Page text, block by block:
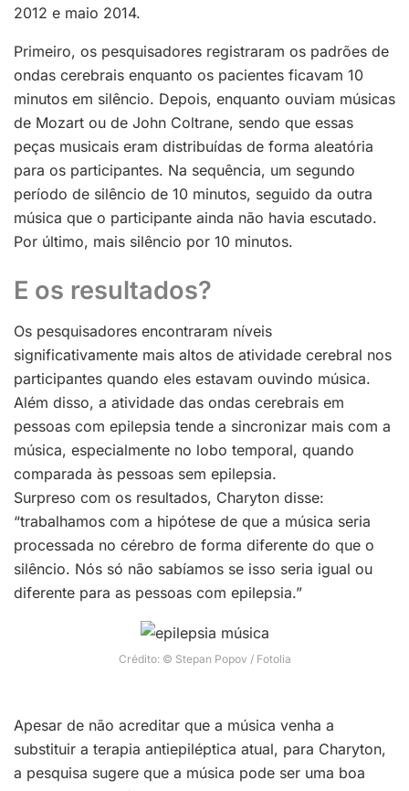
2012 e maio 2014.
Primeiro, os pesquisadores registraram os padrões de
ondas cerebrais enquanto os pacientes ficavam 10
minutos em silêncio. Depois, enquanto ouviam músicas
de Mozart ou de John Coltrane, sendo que essas
peças musicais eram distribuídas de forma aleatória
para os participantes. Na sequência, um segundo
período de silêncio de 10 minutos, seguido da outra
música que o participante ainda não havia escutado.
Por último, mais silêncio por 10 minutos.
E os resultados?
Os pesquisadores encontraram níveis
significativamente mais altos de atividade cerebral nos
participantes quando eles estavam ouvindo música.
Além disso, a atividade das ondas cerebrais em
pessoas com epilepsia tende a sincronizar mais com a
música, especialmente no lobo temporal, quando
comparada às pessoas sem epilepsia.
Surpreso com os resultados, Charyton disse:
“trabalhamos com a hipótese de que a música seria
processada no cérebro de forma diferente do que o
silêncio. Nós só não sabíamos se isso seria igual ou
diferente para as pessoas com epilepsia.”
Crédito: © Stepan Popov / Fotolia
Apesar de não acreditar que a música venha a
substituir a terapia antiepiléptica atual, para Charyton,
a pesquisa sugere que a música pode ser uma boa